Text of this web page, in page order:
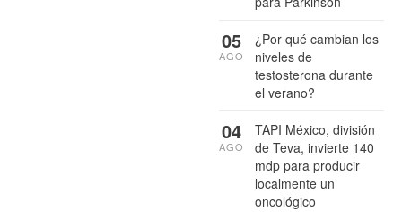
¿Por qué cambian los
niveles de
testosterona durante
el verano?
05
AGO
TAPI México, división
de Teva, invierte 140
mdp para producir
localmente un
oncológico
04
AGO